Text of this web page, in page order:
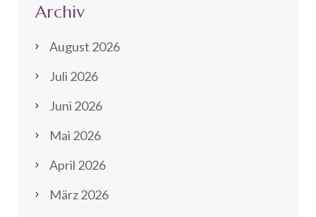
Archiv
August 2026
Juli 2026
Juni 2026
Mai 2026
April 2026
März 2026